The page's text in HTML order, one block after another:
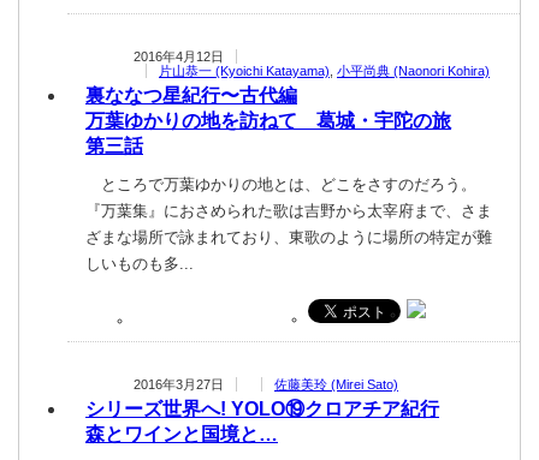
2016年4月12日
片山恭一 (Kyoichi Katayama) 小平尚典 (Naonori Kohira)
裏ななつ星紀行〜古代編
万葉ゆかりの地を訪ねて 葛城・宇陀の旅
第三話
ところで万葉ゆかりの地とは、どこをさすのだろう。
『万葉集』におさめられた歌は吉野から太宰府まで、さま
ざまな場所で詠まれており、東歌のように場所の特定が難
しいものも多...
2016年3月27日 佐藤美玲 (Mirei Sato)
シリーズ世界へ! YOLO⑲クロアチア紀行
森とワインと国境と…